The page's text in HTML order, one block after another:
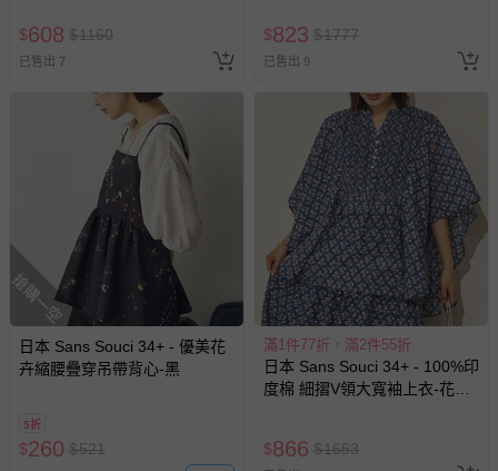
-其他原廠盒裝商品封口處已貼上「不可拆封」，或具警
示字句等說明貼紙、封條者。
國際航空、客運、訂房等服務。
相關的退換貨辦理流程，可詳見： 退換貨 & 退款問題
其他常見問題：
運送服務：目前提供的運送僅限台灣本島。如您位於離島地
區，可能會無法配送，或須依據商品需加收離島運費。廠商
亦保留出貨與否的權利。離島、偏遠地區、樓層親送等加價
費用，可能會另需加收。
商品實際的配達日期，可於訂單個人資料內的查詢訂單內，
已出貨通知之訊息為主。
情形，您可申請更換新品或退貨，請見：退貨的辦理流程
$608 $1160
已售出 7
$823 $1777
已售出 9
搶購一空
日本 Sans Souci 34+ - 優美花
卉縮腰疊穿吊帶背心-黑
5折
$260 $521
滿1件77折，滿2件55折
日本 Sans Souci 34+ - 100%印
度棉 細摺V領大寬袖上衣-花朵-
$866 $1653